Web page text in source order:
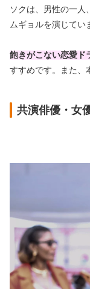
ソクは、男性の一人
ムギョルを演じてい
飽きがこない恋愛ド
すすめです。また、
共演俳優・女